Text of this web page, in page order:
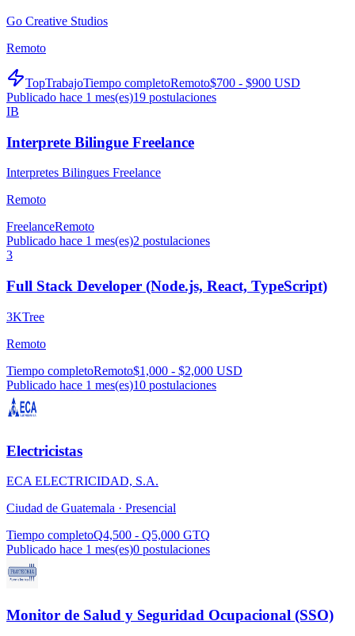
Go Creative Studios
Remoto
TopTrabajoTiempo completoRemoto$700 - $900 USD
Publicado hace 1 mes(es)19 postulaciones
IB
Interprete Bilingue Freelance
Interpretes Bilingues Freelance
Remoto
FreelanceRemoto
Publicado hace 1 mes(es)2 postulaciones
3
Full Stack Developer (Node.js, React, TypeScript)
3KTree
Remoto
Tiempo completoRemoto$1,000 - $2,000 USD
Publicado hace 1 mes(es)10 postulaciones
Electricistas
ECA ELECTRICIDAD, S.A.
Ciudad de Guatemala · Presencial
Tiempo completoQ4,500 - Q5,000 GTQ
Publicado hace 1 mes(es)0 postulaciones
Monitor de Salud y Seguridad Ocupacional (SSO)